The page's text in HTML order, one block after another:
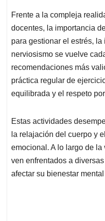
Frente a la compleja
docentes, la importancia
para gestionar el estrés, la
nerviosismo se vuelve
recomendaciones más
práctica regular de
equilibrada y el respeto
Estas actividades
la relajación del cuerpo y
emocional. A lo largo de
ven enfrentados a
afectar su bienestar